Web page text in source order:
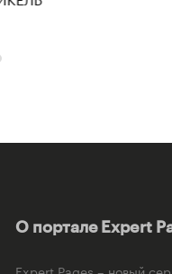
О портале Expert